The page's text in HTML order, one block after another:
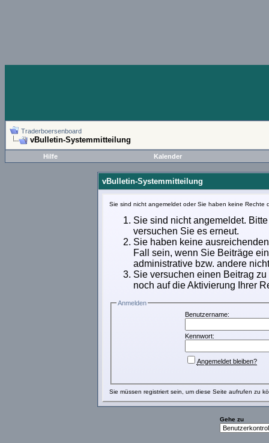
Traderboersenboard
vBulletin-Systemmitteilung
Hilfe Kalender
vBulletin-Systemmitteilung
Sie sind nicht angemeldet oder Sie haben keine
Sie sind nicht angemeldet.
versuchen Sie es erneut.
Sie haben keine
Fall sein, wenn Sie Beiträge
administrative bzw. andere
Sie versuchen einen Beitrag
noch auf die Aktivierung Ihrer
Anmelden
Benutzername:
Kennwort:
Angemeldet bleiben?
Sie müssen registriert sein, um diese Seite aufrufen zu
Gehe zu